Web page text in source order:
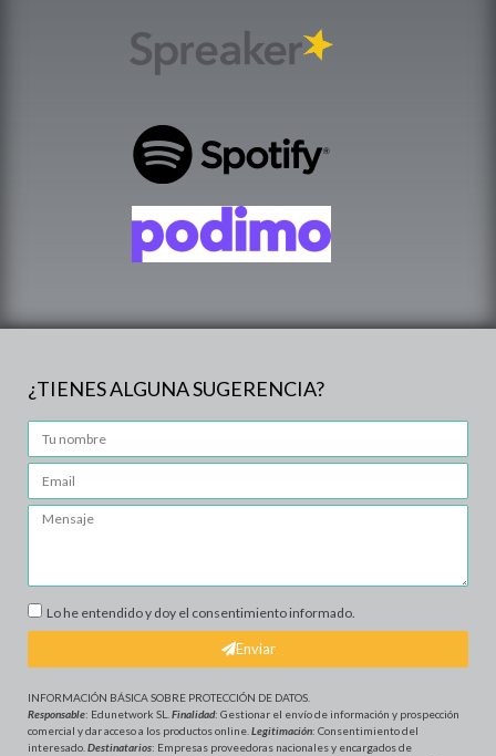
¿TIENES ALGUNA SUGERENCIA?
Lo he entendido y doy el consentimiento informado.
Enviar
INFORMACIÓN BÁSICA SOBRE PROTECCIÓN DE DATOS
Responsable: Edunetwork SL. Finalidad: Gestionar el envío de información y prospección
comercial y dar acceso a los productos online. Legitimación: Consentimiento del
interesado. Destinatarios: Empresas proveedoras nacionales y encargados de